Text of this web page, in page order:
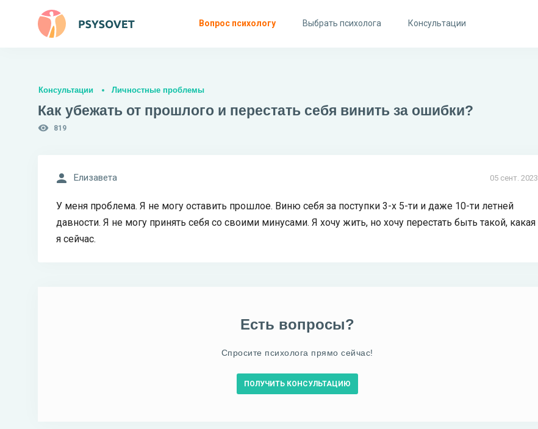
Вопрос психологу Выбрать психолога Консультации
Консультации Личностные проблемы
Как убежать от прошлого и перестать себя винить за ошибки?
819
05 сент. 2023
Елизавета
У меня проблема. Я не могу оставить прошлое. Виню себя за поступки 3-х 5-ти и даже 10-ти летней
давности. Я не могу принять себя со своими минусами. Я хочу жить, но хочу перестать быть такой, какая
я сейчас.
Есть вопросы?
Спросите психолога прямо сейчас!
ПОЛУЧИТЬ КОНСУЛЬТАЦИЮ